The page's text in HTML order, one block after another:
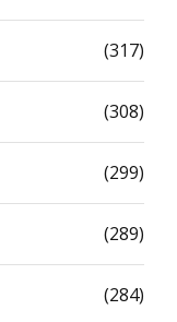
(317)
(308)
(299)
(289)
(284)